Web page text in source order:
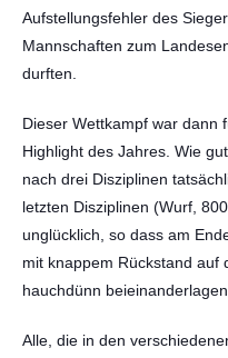
Aufstellungsfehler des
Mannschaften zum
durften.
Dieser Wettkampf war dann
Highlight des Jahres. Wie
nach drei Disziplinen
letzten Disziplinen (Wurf,
unglücklich, so dass am
mit knappem Rückstand auf
hauchdünn beieinanderlagen.
Alle, die in den